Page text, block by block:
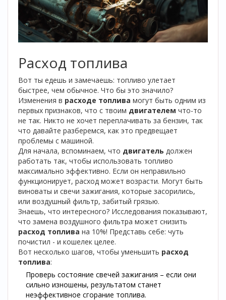
Расход топлива
Вот ты едешь и замечаешь: топливо улетает
быстрее, чем обычное. Что бы это значило?
Изменения в расходе топлива могут быть одним из
первых признаков, что с твоим двигателем что-то
не так. Никто не хочет переплачивать за бензин, так
что давайте разберемся, как это предвещает
проблемы с машиной.
Для начала, вспоминаем, что двигатель должен
работать так, чтобы использовать топливо
максимально эффективно. Если он неправильно
функционирует, расход может возрасти. Могут быть
виноваты и свечи зажигания, которые засорились,
или воздушный фильтр, забитый грязью.
Знаешь, что интересного? Исследования показывают,
что замена воздушного фильтра может снизить
расход топлива на 10%! Представь себе: чуть
почистил - и кошелек целее.
Вот несколько шагов, чтобы уменьшить расход
топлива:
Проверь состояние свечей зажигания – если они
сильно изношены, результатом станет
неэффективное сгорание топлива.